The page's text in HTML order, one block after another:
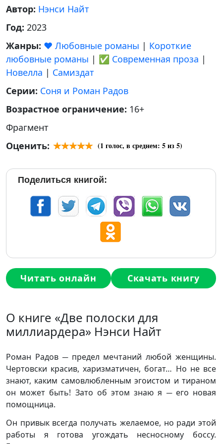
Автор: Нэнси Найт
Год: 2023
Жанры: ❤️ Любовные романы | Короткие
любовные романы | ✅ Современная проза |
Новелла | Самиздат
Серии: Соня и Роман Радов
Возрастное ограничение: 16+
Фрагмент
Оценить:
(1 голос, в среднем: 5из 5)
Поделиться книгой:
Читать онлайн Скачать книгу
О книге «Две полоски для
миллиардера» Нэнси Найт
Роман Радов ─ предел мечтаний любой женщины.
Чертовски красив, харизматичен, богат… Но не все
знают, каким самовлюбленным эгоистом и тираном
он может быть! Зато об этом знаю я ─ его новая
помощница.
Он привык всегда получать желаемое, но ради этой
работы я готова угождать несносному боссу.